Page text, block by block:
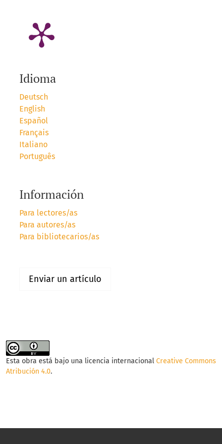
Idioma
Deutsch
English
Español
Français
Italiano
Português
Información
Para lectores/as
Para autores/as
Para bibliotecarios/as
Enviar un artículo
Esta obra está bajo una licencia internacional Creative Commons
Atribución 4.0.